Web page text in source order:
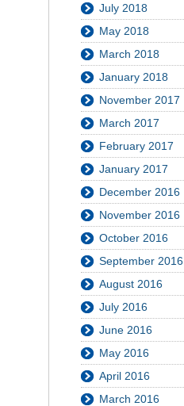
July 2018
May 2018
March 2018
January 2018
November 2017
March 2017
February 2017
January 2017
December 2016
November 2016
October 2016
September 2016
August 2016
July 2016
June 2016
May 2016
April 2016
March 2016